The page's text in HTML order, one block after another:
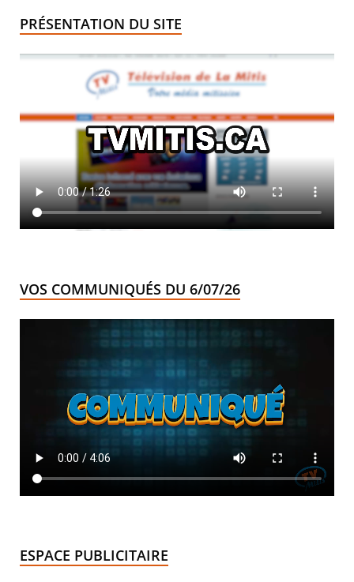
PRÉSENTATION DU SITE
VOS COMMUNIQUÉS DU 6/07/26
ESPACE PUBLICITAIRE